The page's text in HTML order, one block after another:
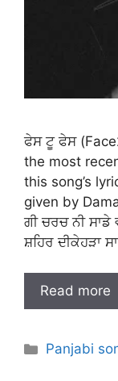
ਫੇਸ ਟੂ ਫੇਸ
the most
this song’s
given by
ਗੀ ਚਰਚ ਨੀ ਸਾਡੇ
ਸ਼ਹਿਰ ਦੀਕੇਹੜਾ
Read more
Categories
Panjabi